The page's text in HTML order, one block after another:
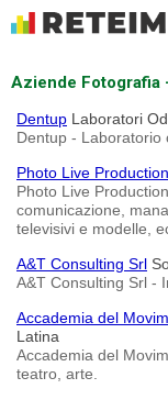
Aziende Fotografia
Dentup Laboratori
Dentup - Laboratorio
Photo Live Production
Photo Live
comunicazione,
televisivi e modelle,
A&T Consulting Srl
A&T Consulting Srl -
Accademia del
Latina
Accademia del
teatro, arte.